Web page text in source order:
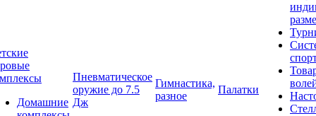
Домашние
Пневматическое
оружие до 7.5
Дж
Гимнастика,
разное
Палатки